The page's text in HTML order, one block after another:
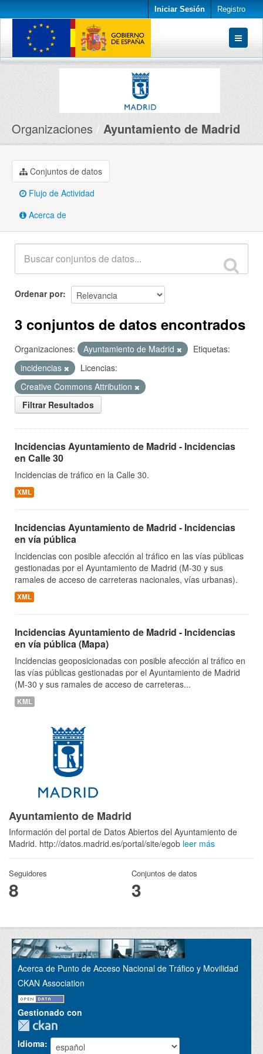
Iniciar Sesión Registro
Conjuntos de datos
Organizaciones Ayuntamiento de Madrid
Conjuntos de datos
Flujo de Actividad
Acerca de
Ordenar por
3 conjuntos de datos encontrados
Organizaciones: Ayuntamiento de Madrid
Etiquetas:
incidencias
Licencias:
Creative Commons Attribution
Filtrar Resultados
Incidencias Ayuntamiento de Madrid - Incidencias
en Calle 30
Incidencias de tráfico en la Calle 30.
XML
Incidencias Ayuntamiento de Madrid - Incidencias
en vía pública
Incidencias con posible afección al tráfico en las vías públicas
gestionadas por el Ayuntamiento de Madrid (M-30 y sus
ramales de acceso de carreteras nacionales, vías urbanas).
XML
Incidencias Ayuntamiento de Madrid - Incidencias
en vía pública (Mapa)
Incidencias geoposicionadas con posible afección al tráfico en
las vías públicas gestionadas por el Ayuntamiento de Madrid
(M-30 y sus ramales de acceso de carreteras...
KML
Ayuntamiento de Madrid
Información del portal de Datos Abiertos del Ayuntamiento de
Madrid. http://datos.madrid.es/portal/site/egob leer más
Seguidores
8
Conjuntos de datos
3
Acerca de Punto de Acceso Nacional de Tráfico y Movilidad
CKAN Association
Gestionado con
Idioma